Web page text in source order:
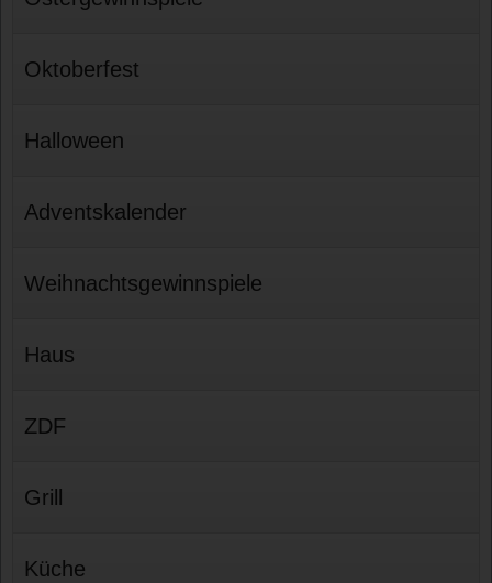
Oktoberfest
Halloween
Adventskalender
Weihnachtsgewinnspiele
Haus
ZDF
Grill
Küche